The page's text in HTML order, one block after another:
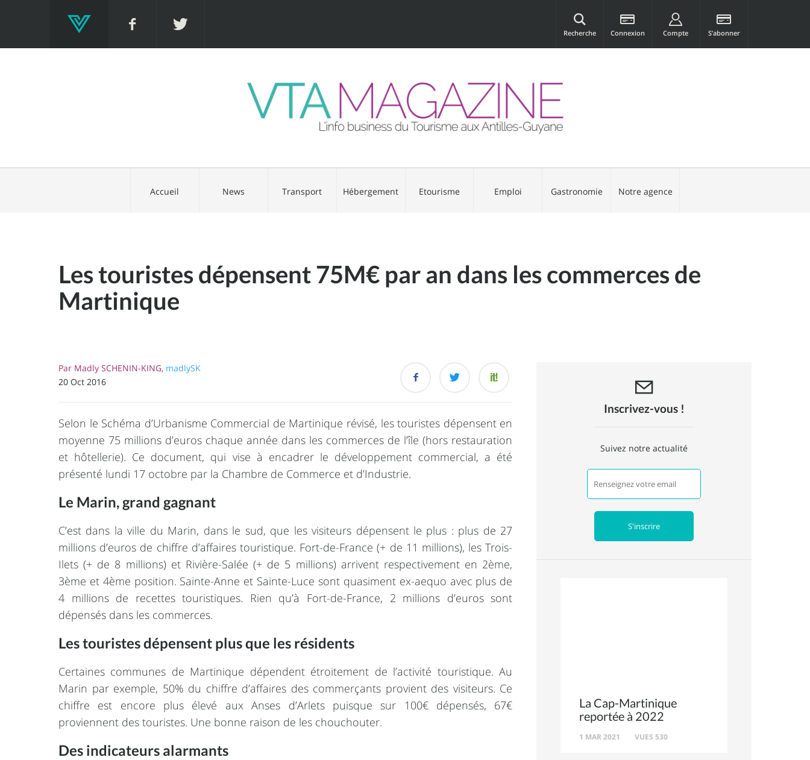
Recherche Connexion Compte S’abonner
Accueil News Transport Hébergement Etourisme Emploi Gastronomie Notre agence
Les touristes dépensent 75M€ par an dans les commerces de
Martinique
Par Madly SCHENIN-KING, madlySK
20 Oct 2016
Selon le Schéma d’Urbanisme Commercial de Martinique révisé, les touristes dépensent en
moyenne 75 millions d’euros chaque année dans les commerces de l’île (hors restauration
et hôtellerie). Ce document, qui vise à encadrer le développement commercial, a été
présenté lundi 17 octobre par la Chambre de Commerce et d’Industrie.
Le Marin, grand gagnant
C’est dans la ville du Marin, dans le sud, que les visiteurs dépensent le plus : plus de 27
millions d’euros de chiffre d’affaires touristique. Fort-de-France (+ de 11 millions), les Trois-
Ilets (+ de 8 millions) et Rivière-Salée (+ de 5 millions) arrivent respectivement en 2ème,
3ème et 4ème position. Sainte-Anne et Sainte-Luce sont quasiment ex-aequo avec plus de
4 millions de recettes touristiques. Rien qu’à Fort-de-France, 2 millions d’euros sont
dépensés dans les commerces.
Les touristes dépensent plus que les résidents
Certaines communes de Martinique dépendent étroitement de l’activité touristique. Au
Marin par exemple, 50% du chiffre d’affaires des commerçants provient des visiteurs. Ce
chiffre est encore plus élevé aux Anses d’Arlets puisque sur 100€ dépensés, 67€
proviennent des touristes. Une bonne raison de les chouchouter.
Des indicateurs alarmants
Inscrivez-vous !
Suivez notre actualité
La Cap-Martinique
reportée à 2022
1 MAR 2021 VUES 530